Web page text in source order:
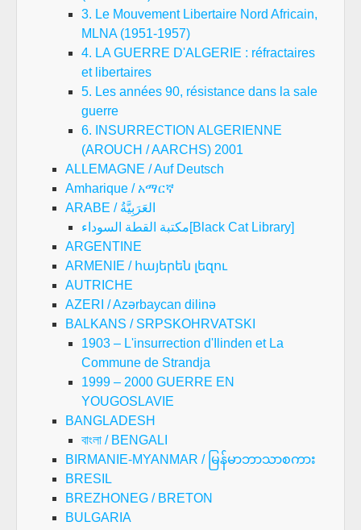
3. Le Mouvement Libertaire Nord Africain,
MLNA (1951-1957)
4. LA GUERRE D'ALGERIE : réfractaires
et libertaires
5. Les années 90, résistance dans la sale
guerre
6. INSURRECTION ALGERIENNE
(AROUCH / AARCHS) 2001
ALLEMAGNE / Auf Deutsch
Amharique / አማርኛ
ARABE / العَرَبِيَّةُ
مكتبة القطة السوداء[Black Cat Library]
ARGENTINE
ARMENIE / հայերեն լեզու
AUTRICHE
AZERI / Azərbaycan dilinə
BALKANS / SRPSKOHRVATSKI
1903 – L'insurrection d'Ilinden et La
Commune de Strandja
1999 – 2000 GUERRE EN
YOUGOSLAVIE
BANGLADESH
বাংলা / BENGALI
BIRMANIE-MYANMAR / မြန်မာဘာသာစကား
BRESIL
BREZHONEG / BRETON
BULGARIA